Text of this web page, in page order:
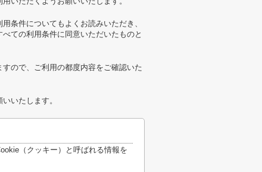
条件についてもよくお読みいただき、
ての利用条件に同意いただいたものと
ので、ご利用の都度内容をご確認いた
いたします。
（クッキー）と呼ばれる情報を